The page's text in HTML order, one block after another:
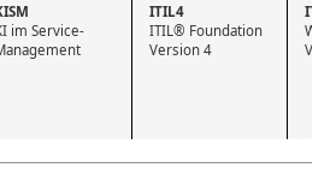
im Service-
ITIL4
ITIL® Foundation
Version 4